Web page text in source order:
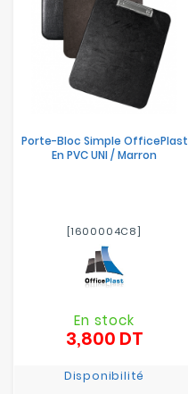
Porte-Bloc Simple OfficePlast
En PVC UNI / Marron
[1600004C8]
En stock
3,800 DTPrix
Disponibilité